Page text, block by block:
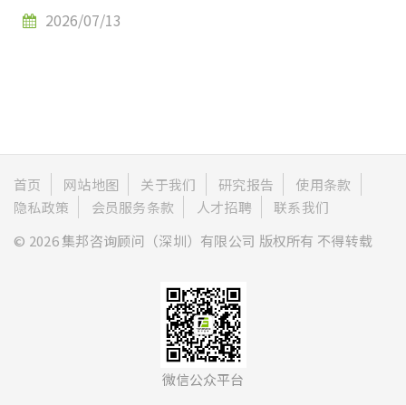
2026/07/13
首页 网站地图 关于我们 研究报告
使用条款
隐私政策
会员服务条款 人才招聘
联系我们
© 2026 集邦咨询顾问（深圳）有限公司 版权所有 不得转载
微信公众平台